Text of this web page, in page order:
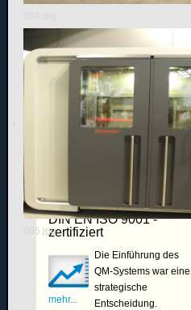
005.jpg
Aktuelles
Unternehmensfilm
Unser Betrieb ist nach
DIN EN ISO 9001 -
zertifiziert
mehr...
Die Einführung des
QM-Systems war eine
strategische
Entscheidung.